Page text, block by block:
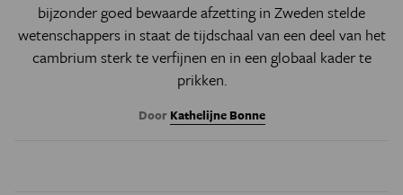
bijzonder goed bewaarde afzetting in Zweden stelde
wetenschappers in staat de tijdschaal van een deel van het
cambrium sterk te verfijnen en in een globaal kader te
prikken.
Door Kathelijne Bonne